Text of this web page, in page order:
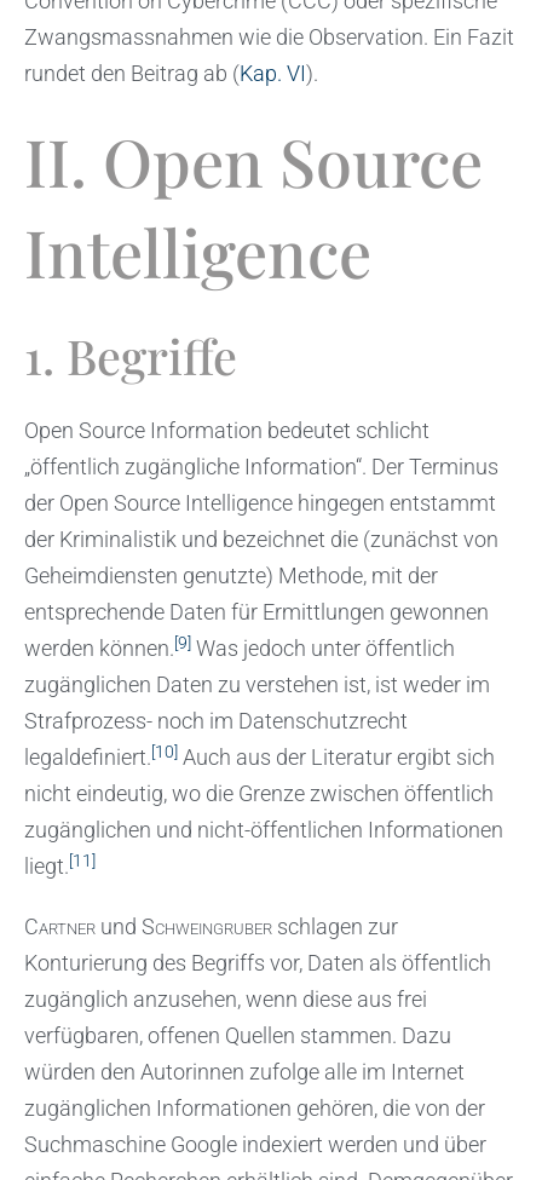
Zwangsmassnahmen wie die Observation. Ein Fazit
rundet den Beitrag ab (Kap. VI).
II. Open Source
Intelligence
1. Begriffe
Open Source Information bedeutet schlicht
„öffentlich zugängliche Information“. Der Terminus
der Open Source Intelligence hingegen entstammt
der Kriminalistik und bezeichnet die (zunächst von
Geheimdiensten genutzte) Methode, mit der
entsprechende Daten für Ermittlungen gewonnen
werden können.[9] Was jedoch unter öffentlich
zugänglichen Daten zu verstehen ist, ist weder im
Strafprozess- noch im Datenschutzrecht
legaldefiniert.[10] Auch aus der Literatur ergibt sich
nicht eindeutig, wo die Grenze zwischen öffentlich
zugänglichen und nicht-öffentlichen Informationen
liegt.[11]
Cartner und Schweingruber schlagen zur
Konturierung des Begriffs vor, Daten als öffentlich
zugänglich anzusehen, wenn diese aus frei
verfügbaren, offenen Quellen stammen. Dazu
würden den Autorinnen zufolge alle im Internet
zugänglichen Informationen gehören, die von der
Suchmaschine Google indexiert werden und über